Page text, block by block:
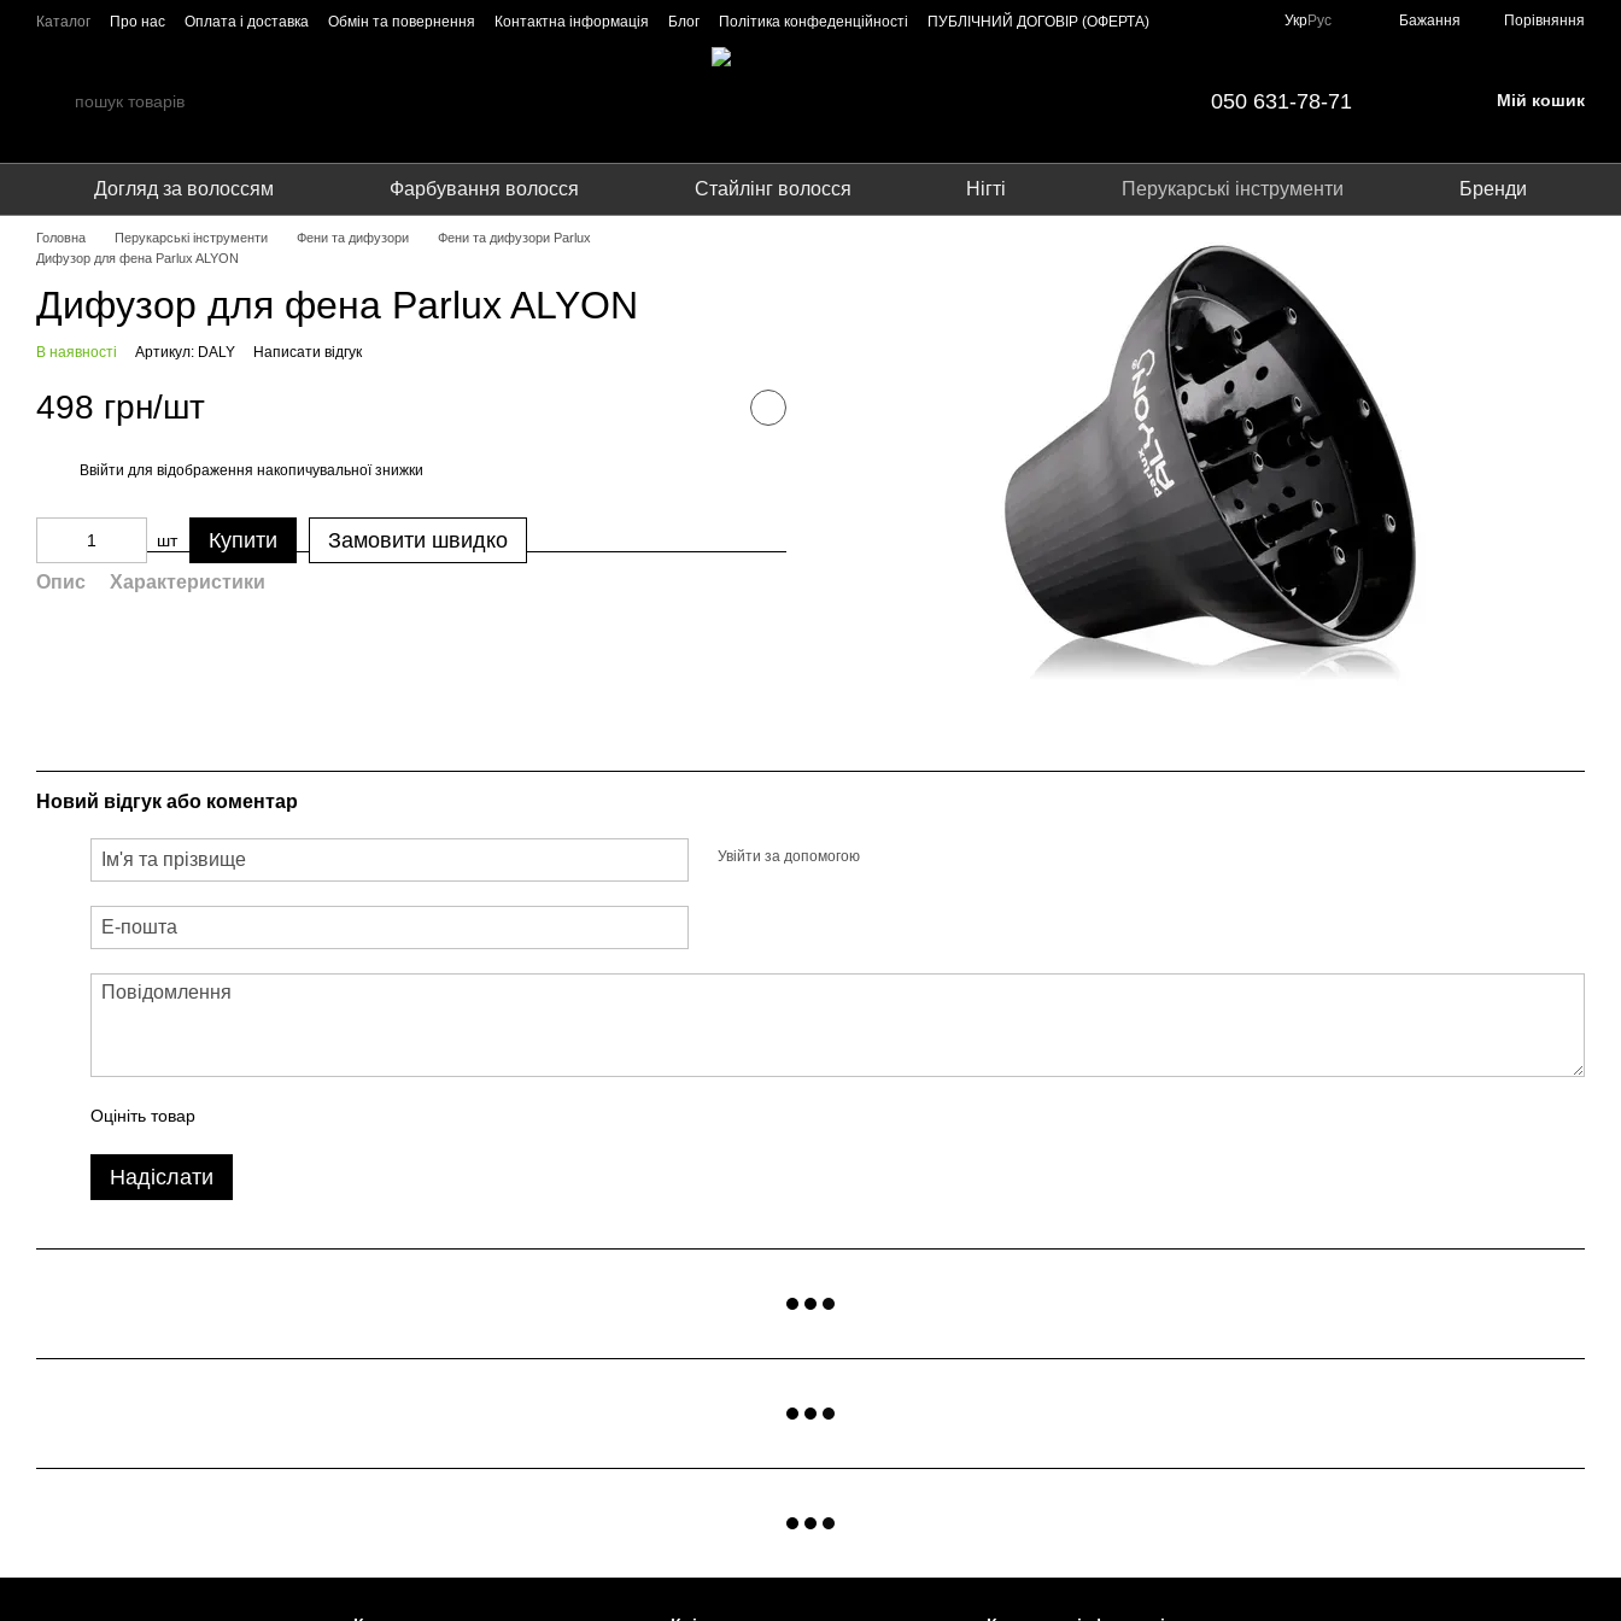
Перейти до основного контенту
Каталог Про нас Оплата і доставка Обмін та повернення Контактна інформація Блог Політика конфеденційності
ПУБЛІЧНИЙ ДОГОВІР (ОФЕРТА)
УкрРус Бажання Порівняння
050 631-78-71 Мій кошик
Догляд за волоссям Фарбування волосся Стайлінг волосся Нігті Перукарські інструменти Бренди
Головна Перукарські інструменти Фени та дифузори
Фени та дифузори Parlux
Дифузор для фена Parlux ALYON
Дифузор для фена Parlux ALYON
В наявності Артикул: DALY Написати відгук
498 грн/шт
Ввійти для відображення накопичувальної знижки
шт Купити Замовити швидко
Опис Характеристики
Новий відгук або коментар
Увійти за допомогою
Оцініть товар
Надіслати